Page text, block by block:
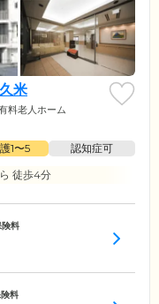
米
料老人ホーム
1〜5
認知症可
徒歩4分
料
料